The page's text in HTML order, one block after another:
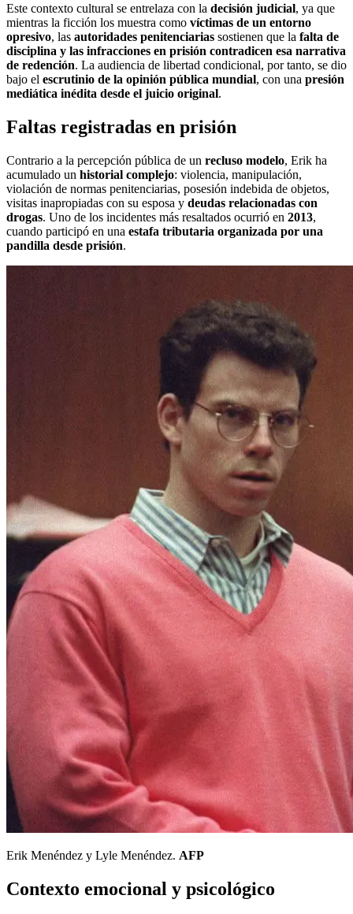
Este contexto cultural se entrelaza con la decisión judicial, ya que
mientras la ficción los muestra como víctimas de un entorno
opresivo, las autoridades penitenciarias sostienen que la falta de
disciplina y las infracciones en prisión contradicen esa narrativa
de redención. La audiencia de libertad condicional, por tanto, se dio
bajo el escrutinio de la opinión pública mundial, con una presión
mediática inédita desde el juicio original.
Faltas registradas en prisión
Contrario a la percepción pública de un recluso modelo, Erik ha
acumulado un historial complejo: violencia, manipulación,
violación de normas penitenciarias, posesión indebida de objetos,
visitas inapropiadas con su esposa y deudas relacionadas con
drogas. Uno de los incidentes más resaltados ocurrió en 2013,
cuando participó en una estafa tributaria organizada por una
pandilla desde prisión.
Erik Menéndez y Lyle Menéndez. AFP
Contexto emocional y psicológico